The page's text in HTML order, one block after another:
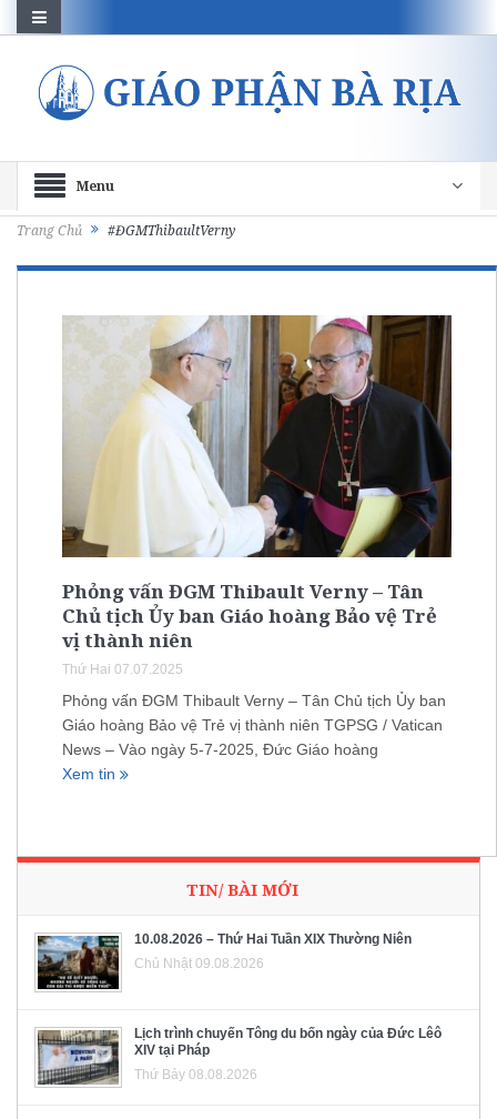
Menu
Trang Chủ #ĐGMThibaultVerny
Phỏng vấn ĐGM Thibault Verny – Tân
Chủ tịch Ủy ban Giáo hoàng Bảo vệ Trẻ
vị thành niên
Thứ Hai 07.07.2025
Phỏng vấn ĐGM Thibault Verny – Tân Chủ tịch Ủy ban
Giáo hoàng Bảo vệ Trẻ vị thành niên TGPSG / Vatican
News – Vào ngày 5-7-2025, Đức Giáo hoàng
Xem tin
TIN/ BÀI MỚI
10.08.2026 – Thứ Hai Tuần XIX Thường Niên
Chủ Nhật 09.08.2026
Lịch trình chuyến Tông du bốn ngày của Đức Lêô
XIV tại Pháp
Thứ Bảy 08.08.2026